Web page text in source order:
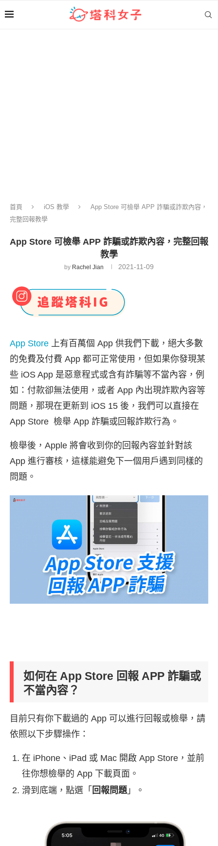
首頁 iOS 教學
App Store 可檢舉 APP 詐騙或詐欺內容，
完整回報教學
App Store 可檢舉 APP 詐騙或詐欺內容，完整回報
教學
by Rachel Jian 2021-11-09
App Store 上有百萬個 App 供我們下載，絕大多數
的免費及付費 App 都可正常使用，但如果你發現某
些 iOS App 是惡意程式或含有詐騙等不當內容，例
如：付款卻無法使用，或者 App 內出現詐欺內容等
問題，那現在更新到 iOS 15 後，我們可以直接在
App Store 檢舉 App 詐騙或回報詐欺行為。
檢舉後，Apple 將會收到你的回報內容並針對該
App 進行審核，這樣能避免下一個用戶遇到同樣的
問題。
如何在 App Store 回報 APP 詐騙或
不當內容？
目前只有你下載過的 App 可以進行回報或檢舉，請
依照以下步驟操作：
在 iPhone、iPad 或 Mac 開啟 App Store，並前
往你想檢舉的 App 下載頁面。
滑到底端，點選「 回報問題」。